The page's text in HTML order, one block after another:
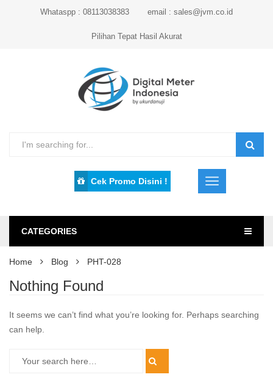
Whataspp : 08113038383 email : sales@jvm.co.id
Pilihan Tepat Hasil Akurat
Cek Promo Disini !
CATEGORIES
Home Blog PHT-028
Nothing Found
It seems we can’t find what you’re looking for. Perhaps searching
can help.